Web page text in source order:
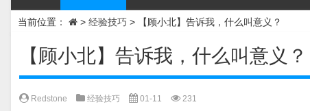
当前位置： > 经验技巧 > 【顾小北】告诉我，什么叫意义？
【顾小北】告诉我，什么叫意义？
Redstone 经验技巧 01-11 231